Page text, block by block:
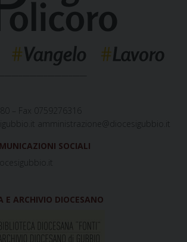
– Fax 0759276316
amministrazione@diocesigubbio.it
SOCIALI
E ARCHIVIO DIOCESANO